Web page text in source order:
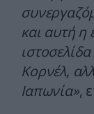
και αυτή η
Κορνέλ,
Ιαπωνία»,